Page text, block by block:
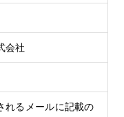
会社
れるメールに記載の